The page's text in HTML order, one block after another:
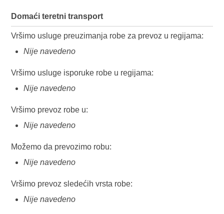
Domaći teretni transport
Vršimo usluge preuzimanja robe za prevoz u regijama:
Nije navedeno
Vršimo usluge isporuke robe u regijama:
Nije navedeno
Vršimo prevoz robe u:
Nije navedeno
Možemo da prevozimo robu:
Nije navedeno
Vršimo prevoz sledećih vrsta robe:
Nije navedeno